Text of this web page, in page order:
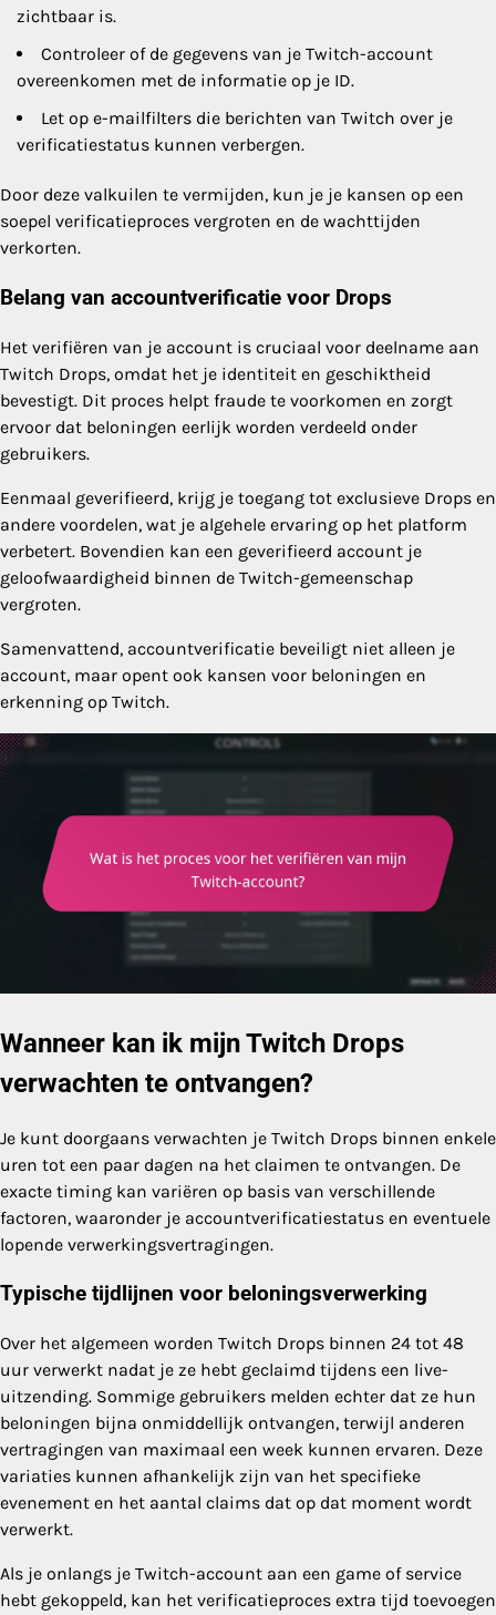
zichtbaar is.
Controleer of de gegevens van je Twitch-account
overeenkomen met de informatie op je ID.
Let op e-mailfilters die berichten van Twitch over je
verificatiestatus kunnen verbergen.
Door deze valkuilen te vermijden, kun je je kansen op een
soepel verificatieproces vergroten en de wachttijden
verkorten.
Belang van accountverificatie voor Drops
Het verifiëren van je account is cruciaal voor deelname aan
Twitch Drops, omdat het je identiteit en geschiktheid
bevestigt. Dit proces helpt fraude te voorkomen en zorgt
ervoor dat beloningen eerlijk worden verdeeld onder
gebruikers.
Eenmaal geverifieerd, krijg je toegang tot exclusieve Drops en
andere voordelen, wat je algehele ervaring op het platform
verbetert. Bovendien kan een geverifieerd account je
geloofwaardigheid binnen de Twitch-gemeenschap
vergroten.
Samenvattend, accountverificatie beveiligt niet alleen je
account, maar opent ook kansen voor beloningen en
erkenning op Twitch.
Wanneer kan ik mijn Twitch Drops
verwachten te ontvangen?
Je kunt doorgaans verwachten je Twitch Drops binnen enkele
uren tot een paar dagen na het claimen te ontvangen. De
exacte timing kan variëren op basis van verschillende
factoren, waaronder je accountverificatiestatus en eventuele
lopende verwerkingsvertragingen.
Typische tijdlijnen voor beloningsverwerking
Over het algemeen worden Twitch Drops binnen 24 tot 48
uur verwerkt nadat je ze hebt geclaimd tijdens een live-
uitzending. Sommige gebruikers melden echter dat ze hun
beloningen bijna onmiddellijk ontvangen, terwijl anderen
vertragingen van maximaal een week kunnen ervaren. Deze
variaties kunnen afhankelijk zijn van het specifieke
evenement en het aantal claims dat op dat moment wordt
verwerkt.
Als je onlangs je Twitch-account aan een game of service
hebt gekoppeld, kan het verificatieproces extra tijd toevoegen